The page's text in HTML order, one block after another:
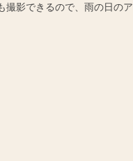
撮影できるので、雨の日のア